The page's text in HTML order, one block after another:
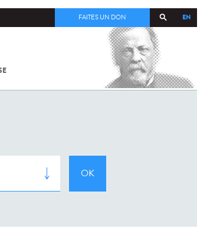
EN
FAITES UN DON
COV-2 /